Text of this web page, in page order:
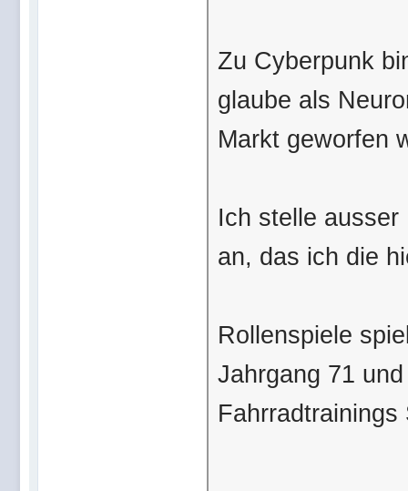
Zu Cyberpunk
glaube als
Markt geworfen
Ich stelle
an, das ich die
Rollenspiele
Jahrgang 71
Fahrradtrainings